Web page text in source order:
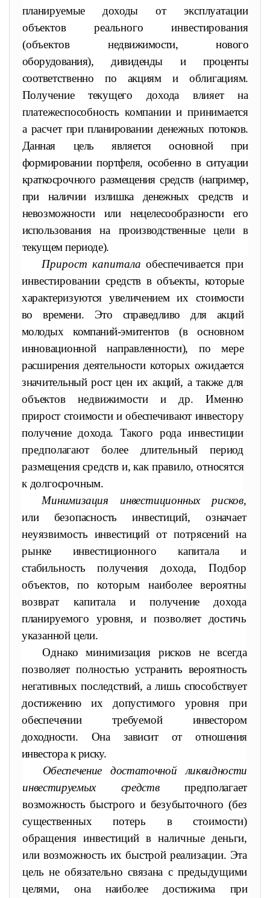
планируемые доходы от эксплуатации
объектов реального инвестирования
(объектовнедвижимости, нового
оборудования), дивиденды и проценты
соответственно по акциям и облигациям.
Получение текущего дохода влияет на
платежеспособность компании и принимается
а расчет при планировании денежных потоков.
Данная цель является основной при
формировании портфеля, особенно в ситуации
краткосрочного размещения средств (например,
при наличии излишка денежных средств и
невозможности или нецелесообразности его
использования на производственные цели в
текущем периоде).
Прирост капиталаобеспечивается при
инвестированиисредств в объекты, которые
характеризуются увеличением их стоимости
во времени. Это справедливо для акций
молодых компаний-эмитентов (в основном
инновационной направленности), по мере
расширения деятельности которых ожидается
значительный ростцен их акций, а также для
объектов недвижимости и др. Именно
прирост стоимости и обеспечивают инвестору
получение дохода. Такого рода инвестиции
предполагают более длительный период
размещения средств и, как правило, относятся
к долгосрочным.
Минимизация инвестиционных рисков,
или безопасность инвестиций, означает
неуязвимость инвестиций от потрясений на
рынке инвестиционного капитала и
стабильность получения дохода, Подбор
объектов, по которым наиболее вероятны
возврат капиталаи получение дохода
планируемого уровня, и позволяет достичь
указанной цели.
Однако минимизация рисков не всегда
позволяет полностью устранить вероятность
негативных последствий, а лишь способствует
достижению их допустимого уровня при
обеспечении требуемой инвестором
доходности. Она зависит от отношения
инвестора к риску.
Обеспечение достаточной ликвидности
инвестируемых средствпредполагает
возможность быстрого и безубыточного (без
существенных потерь в стоимости)
обращения инвестиций в наличные деньги,
или возможность их быстрой реализации. Эта
цель не обязательно связана с предыдущими
целями, она наиболее достижима при